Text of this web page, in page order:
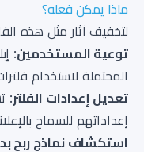
ماذا يمكن فعله؟
لتخفيف آثار مثل هذه
توعية المستخدمين:
المحتملة لاستخدام
تعديل إعدادات الفلتر:
إعداداتهم للسماح
استكشاف نماذج ربح